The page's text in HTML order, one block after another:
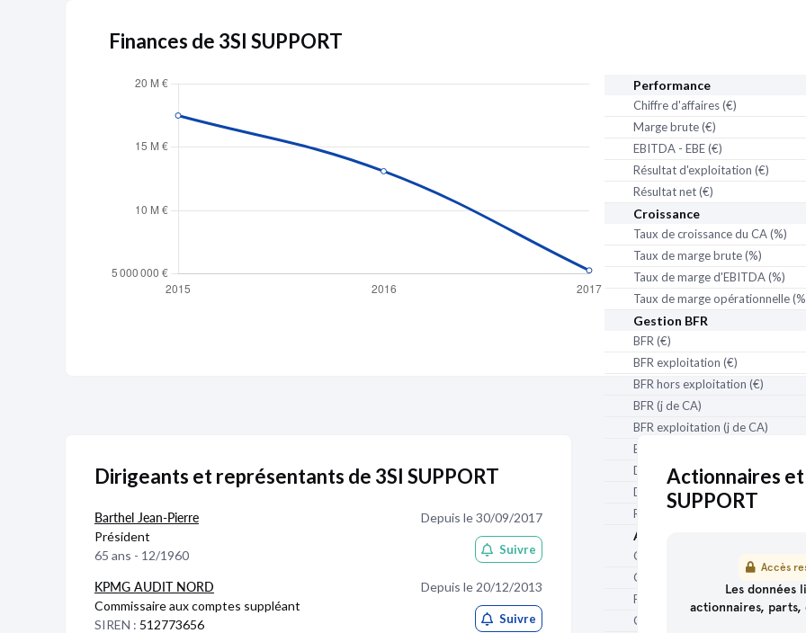
Finances de 3SI SUPPORT
Performance
Chiffre d'affaires (€)
Marge brute (€)
EBITDA - EBE (€)
Résultat d'exploitation (€)
Résultat net (€)
Croissance
Taux de croissance du CA (%)
Taux de marge brute (%)
Taux de marge d'EBITDA (%)
Taux de marge opérationnelle
Gestion BFR
BFR (€)
BFR exploitation (€)
BFR hors exploitation (€)
BFR (j de CA)
BFR exploitation (j de CA)
BFR hors exploitation (j de CA)
Délai de paiement clients (j)
Délai de paiement fournisseurs (j)
Ratio des stocks / CA (j)
Autonomie financière
Capacité d'autofinancement (€)
Capacité d'autofinancement / CA
Fonds de roulement net global (€)
Couverture du BFR
Dirigeants et représentants de 3SI SUPPORT
Barthel Jean-Pierre
Président
65 ans - 12/1960
Depuis le 30/09/2017
Suivre
KPMG AUDIT NORD
Commissaire aux comptes suppléant
SIREN : 512773656
Depuis le 20/12/2013
Suivre
Actionnaires
SUPPORT
Accès
Les données
actionnaires,